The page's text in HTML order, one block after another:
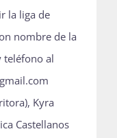
la liga de
nombre de la
teléfono al
Kyra
Castellanos